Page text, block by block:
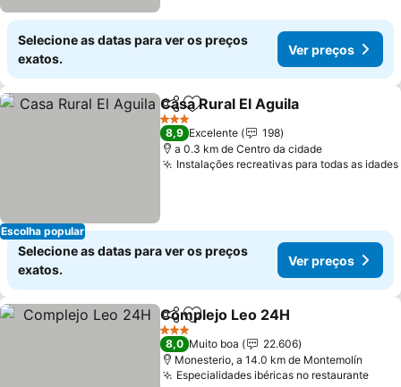
Selecione as datas para ver os preços
exatos.
Ver preços
Escolha popular
PartilharAdicionar aos favoritos
Casa Rural El Aguila
3 Estrelas
8,9 Excelente
198
a 0.3 km de Centro da cidade
Instalações recreativas para todas as idades
Selecione as datas para ver os preços
exatos.
Ver preços
PartilharAdicionar aos favoritos
Complejo Leo 24H
3 Estrelas
8,0 Muito boa
22.606
Monesterio, a 14.0 km de Montemolín
Especialidades ibéricas no restaurante